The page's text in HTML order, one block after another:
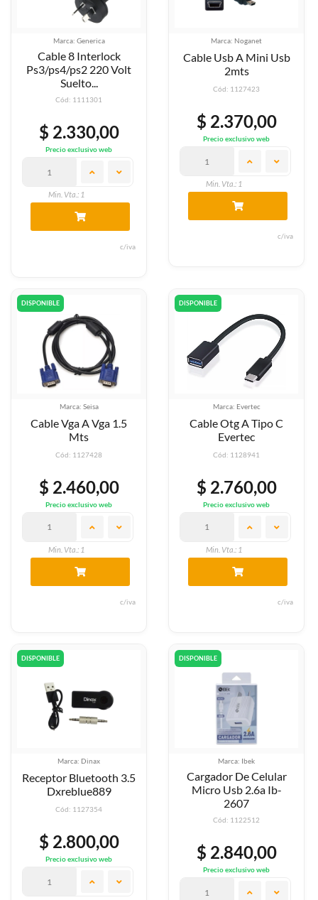
Marca: Generica
Cable 8 Interlock
Ps3/ps4/ps2 220 Volt
Suelto...
Cód: 1111301
$ 2.330,00
Precio exclusivo web
Min. Vta.: 1
c/iva
Marca: Noganet
Cable Usb A Mini Usb
2mts
Cód: 1127423
$ 2.370,00
Precio exclusivo web
Min. Vta.: 1
c/iva
DISPONIBLE
Marca: Seisa
Cable Vga A Vga 1.5
Mts
Cód: 1127428
$ 2.460,00
Precio exclusivo web
Min. Vta.: 1
c/iva
DISPONIBLE
Marca: Evertec
Cable Otg A Tipo C
Evertec
Cód: 1128941
$ 2.760,00
Precio exclusivo web
Min. Vta.: 1
c/iva
DISPONIBLE
Marca: Dinax
Receptor Bluetooth 3.5
Dxreblue889
Cód: 1127354
$ 2.800,00
Precio exclusivo web
DISPONIBLE
Marca: Ibek
Cargador De Celular
Micro Usb 2.6a Ib-
2607
Cód: 1122512
$ 2.840,00
Precio exclusivo web